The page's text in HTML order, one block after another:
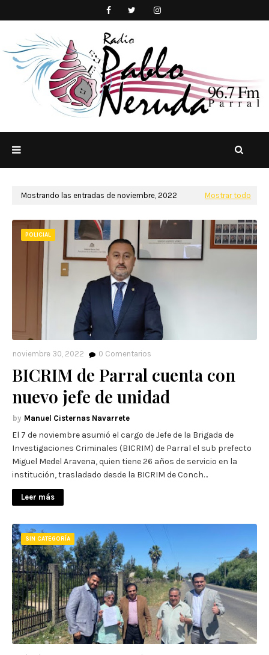
Mostrando las entradas de noviembre, 2022 Mostrar todo
POLICIAL
noviembre 30, 2022 0 Comentarios
BICRIM de Parral cuenta con
nuevo jefe de unidad
Manuel Cisternas Navarrete
El 7 de noviembre asumió el cargo de Jefe de la Brigada de
Investigaciones Criminales (BICRIM) de Parral el sub prefecto
Miguel Medel Aravena, quien tiene 26 años de servicio en la
institución, trasladado desde la BICRIM de Conch…
Leer más
SIN CATEGORÍA